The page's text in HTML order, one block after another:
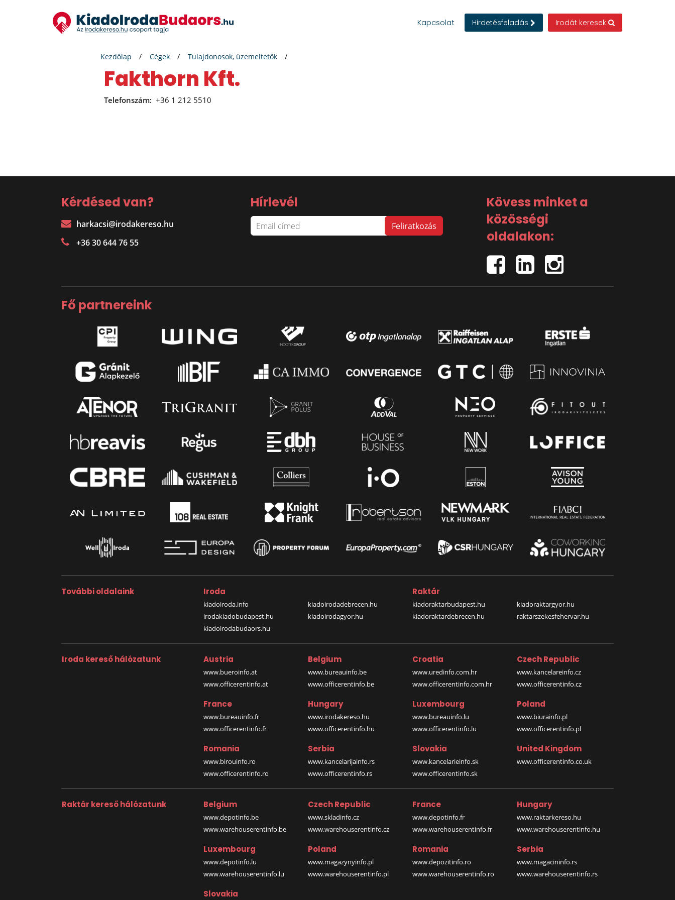
Kapcsolat Hirdetésfeladás Irodát keresek
Kezdőlap Cégek Tulajdonosok, üzemeltetők
Fakthorn Kft.
Telefonszám: +36 1 212 5510
Kérdésed van?
harkacsi@irodakereso.hu
+36 30 644 76 55
Hírlevél
Kövess minket a
közösségi
oldalakon:
Fő partnereink
További oldalaink Iroda
kiadoiroda.info
irodakiadobudapest.hu
kiadoirodabudaors.hu
kiadoirodadebrecen.hu
kiadoirodagyor.hu
Raktár
kiadoraktarbudapest.hu
kiadoraktardebrecen.hu
kiadoraktargyor.hu
raktarszekesfehervar.hu
Iroda kereső hálózatunk Austria
www.bueroinfo.at
www.officerentinfo.at
Belgium
www.bureauinfo.be
www.officerentinfo.be
Croatia
www.uredinfo.com.hr
www.officerentinfo.com.hr
Czech Republic
www.kancelareinfo.cz
www.officerentinfo.cz
France
www.bureauinfo.fr
www.officerentinfo.fr
Hungary
www.irodakereso.hu
www.officerentinfo.hu
Luxembourg
www.bureauinfo.lu
www.officerentinfo.lu
Poland
www.biurainfo.pl
www.officerentinfo.pl
Romania
www.birouinfo.ro
www.officerentinfo.ro
Serbia
www.kancelarijainfo.rs
www.officerentinfo.rs
Slovakia
www.kancelarieinfo.sk
www.officerentinfo.sk
United Kingdom
www.officerentinfo.co.uk
Raktár kereső hálózatunk Belgium
www.depotinfo.be
www.warehouserentinfo.be
Czech Republic
www.skladinfo.cz
www.warehouserentinfo.cz
France
www.depotinfo.fr
www.warehouserentinfo.fr
Hungary
www.raktarkereso.hu
www.warehouserentinfo.hu
Luxembourg
www.depotinfo.lu
www.warehouserentinfo.lu
Poland
www.magazynyinfo.pl
www.warehouserentinfo.pl
Romania
www.depozitinfo.ro
www.warehouserentinfo.ro
Serbia
www.magacininfo.rs
www.warehouserentinfo.rs
Slovakia